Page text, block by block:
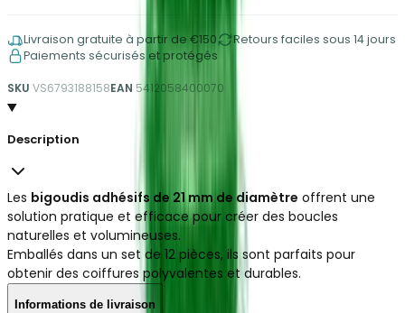
Livraison gratuite à partir de €150
Retours faciles sous 14 jours
Paiements sécurisés et protégés
SKU VS6793188158EAN 5412058400070
Description
Les bigoudis adhésifs de 21 mm de diamètre offrent une
solution pratique et efficace pour créer des boucles
naturelles et volumineuses.
Emballés dans un set de 12 pièces, ils sont parfaits pour
obtenir des coiffures polyvalentes et durables.
Informations de livraison